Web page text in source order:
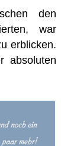
den
war
erblicken.
absoluten